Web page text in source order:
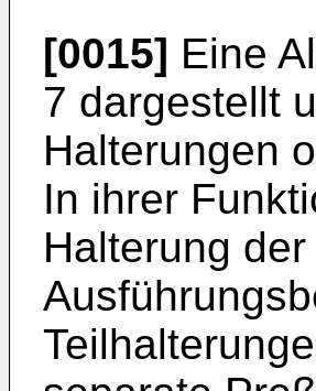
[0015] Eine
7 dargestellt
Halterungen
In ihrer
Halterung